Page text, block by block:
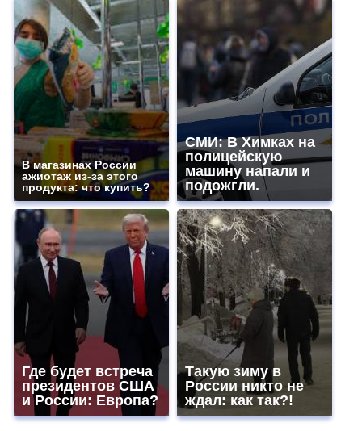
В магазинах России
ажиотаж из-за этого
продукта: что купить?
СМИ: В Химках на
полицейскую
машину напали и
подожгли.
Где будет встреча
президентов США
и России: Европа?
Такую зиму в
России никто не
ждал: как так?!